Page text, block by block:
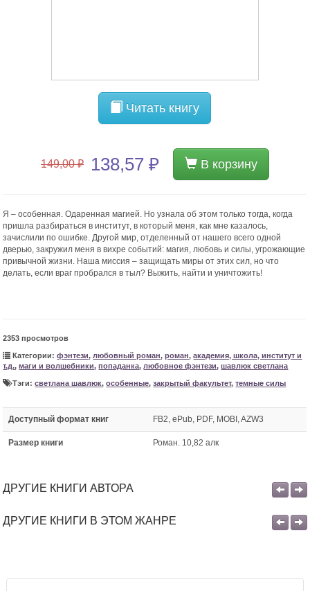
Читать книгу
149,00 ₽ 138,57 ₽ В корзину
Я – особенная. Одаренная магией. Но узнала об этом только тогда, когда
пришла разбираться в институт, в который меня, как мне казалось,
зачислили по ошибке. Другой мир, отделенный от нашего всего одной
дверью, закружил меня в вихре событий: магия, любовь и силы, угрожающие
привычной жизни. Наша миссия – защищать миры от этих сил, но что
делать, если враг пробрался в тыл? Выжить, найти и уничтожить!
2353 просмотров
Категории:фэнтези, любовный роман,роман,академия, школа, институт и
т.д.,маги и волшебники,попаданка, любовное фэнтези,шавлюк светлана
Тэги:светлана шавлюк,особенные,закрытый факультет,темные силы
Доступный формат книг FB2, ePub, PDF, MOBI, AZW3
Размер книги Роман. 10,82 алк
ДРУГИЕ КНИГИ АВТОРА
ДРУГИЕ КНИГИ В ЭТОМ ЖАНРЕ